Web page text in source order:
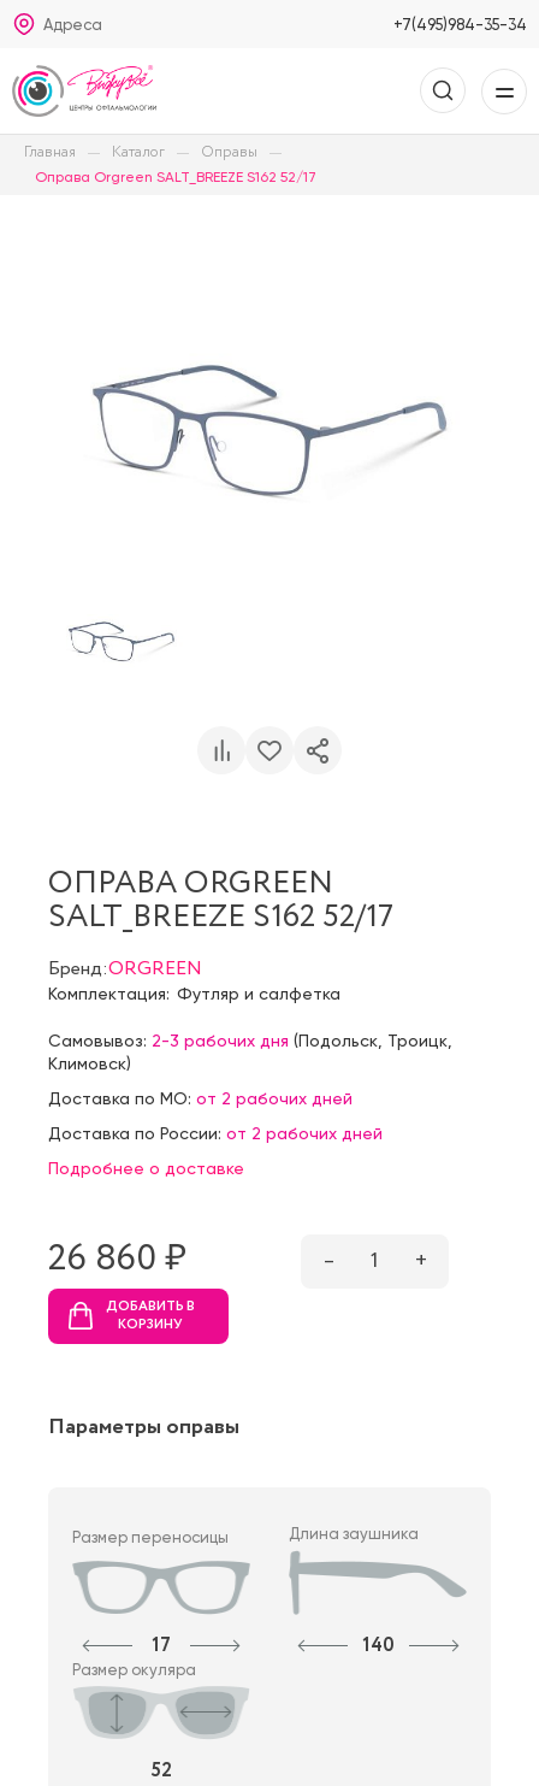
Адреса +7(495)984-35-34
Главная Каталог Оправы
Оправа Orgreen SALT_BREEZE S162 52/17
ОПРАВА ORGREEN
SALT_BREEZE S162 52/17
Бренд:ORGREEN
Комплектация: Футляр и салфетка
Самовывоз: 2-3 рабочих дня (Подольск Троицк
Климовск)
Доставка по МО: от 2 рабочих дней
Доставка по России: от 2 рабочих дней
Подробнее о доставке
26 860 ₷ – 1 +
ДОБАВИТЬ В
КОРЗИНУ
Параметры оправы
Размер переносицы
17
Длина заушника
140
Размер окуляра
52